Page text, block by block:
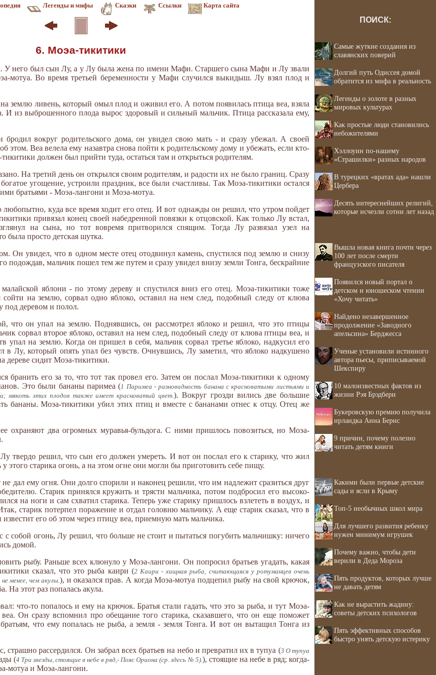
Легенды и мифы Сказки Ссылки Карта сайта
6. Моэа-тикитики
У него был сын Лу, а у Лу была жена по имени Мафи. Старшего сына Мафи и Лу звали
мотуа. Во время третьей беременности у Мафи случился выкидыш. Лу взял плод и
на землю ливень, который омыл плод и оживил его. А потом появилась птица веа, взяла
И из выброшенного плода вырос здоровый и сильный мальчик. Птица рассказала ему,
вокруг родительского дома, он увидел свою мать - и сразу убежал. А своей
этом. Веа велела ему назавтра снова пойти к родительскому дому и убежать, если кто-
должен был прийти туда, остаться там и открыться родителям.
На третий день он открылся своим родителям, и радости их не было границ. Сразу
угощение, устроили праздник, все были счастливы. Так Моэа-тикитики остался
братьями - Моэа-лангони и Моэа-мотуа.
любопытно, куда все время ходит его отец. И вот однажды он решил, что утром пойдет
привязал конец своей набедренной повязки к отцовской. Как только Лу встал,
на сына, но тот вовремя притворился спящим. Тогда Лу развязал узел на
была просто детская шутка.
Он увидел, что в одном месте отец отодвинул камень, спустился под землю и снизу
подождав, мальчик пошел тем же путем и сразу увидел внизу земли Тонга, бескрайние
яблони - по этому дереву и спустился вниз его отец. Моэа-тикитики тоже
на землю, сорвал одно яблоко, оставил на нем след, подобный следу от клюва
под деревом и полол.
что он упал на землю. Поднявшись, он рассмотрел яблоко и решил, что это птицы
сорвал второе яблоко, оставил на нем след, подобный следу от клюва птицы веа, и
упал на землю. Когда он пришел в себя, мальчик сорвал третье яблоко, надкусил его
Лy, который опять упал без чувств. Очнувшись, Лy заметил, что яблоко надкушено
дереве сидит Моэа-тикитики.
бранить его за то, что тот так провел его. Затем он послал Моэа-тикитики к одному
Это были бананы паримеа (1 Паримеа - разновидность банана с красноватыми листьями и
мякоть этих плодов также имеет красноватый цвет.). Вокруг грозди вились две большие
бананы. Моэа-тикитики убил этих птиц и вместе с бананами отнес к отцу. Отец же
охраняют два огромных муравья-бульдога. С ними пришлось повозиться, но Моэа-
твердо решил, что сын его должен умереть. И вот он послал его к старику, что жил
этого старика огонь, а на этом огне они могли бы приготовить себе пищу.
дал ему огня. Они долго спорили и наконец решили, что им надлежит сразиться друг
Старик принялся кружить и трясти мальчика, потом подбросил его высоко-
на ноги и сам схватил старика. Теперь уже старику пришлось взлететь в воздух, и
старик потерпел поражение и отдал головню мальчику. А еще старик сказал, что в
его об этом через птицу веа, приемную мать мальчика.
с собой огонь, Лy решил, что больше не стоит и пытаться погубить мальчишку: ничего
домой.
рыбу. Раньше всех клюнуло у Моэа-лангони. Он попросил братьев угадать, какая
сказал, что это рыба каири (2 Каири - хищная рыба, считающаяся у ротуманцев очень
менее, чем акулы.), и оказался прав. А когда Моэа-мотуа подцепил рыбу на свой крючок,
На этот раз попалась акула.
что-то попалось и ему на крючок. Братья стали гадать, что это за рыба, и тут Моэа-
Он сразу вспомнил про обещание того старика, сказавшего, что он еще поможет
что ему попалась не рыба, а земля - земля Тонга. И вот он вытащил Тонга из
страшно рассердился. Он забрал всех братьев на небо и превратил их в тупуа (3 О тупуа
(4 Три звезды, стоящие в небе в ряд,- Пояс Ориона (ср. здесь № 5).), стоящие на небе в ряд; когда-
мотуа и Моэа-лангони.
ПОИСК:
Самые жуткие создания из
славянских поверий
Долгий путь Одиссея домой
обратится из мифа в реальность
Легенды о золоте в разных
мировых культурах
Как простые люди становились
небожителями
Хэллоуин по-нашему
«Страшилки» разных народов
В турецких «вратах ада» нашли
Цербера
Десять интереснейших религий,
которые исчезли сотни лет назад
Вышла новая книга почти через
100 лет после смерти
французского писателя
Появился новый портал о
детском и юношеском чтении
«Хочу читать»
Найдено незавершенное
продолжение «Заводного
апельсина» Берджесса
Ученые установили истинного
автора пьесы, приписываемой
Шекспиру
10 малоизвестных фактов из
жизни Рэя Брэдбери
Букеровскую премию получила
ирландка Анна Бернс
9 причин, почему полезно
читать детям книги
Какими были первые детские
сады и ясли в Крыму
Топ-5 необычных школ мира
Для лучшего развития ребенку
нужен минимум игрушек
Почему важно, чтобы дети
верили в Деда Мороза
Пять продуктов, которых лучше
не давать детям
Как не вырастить жадину:
советы детских психологов
Пять эффективных способов
быстро унять детскую истерику